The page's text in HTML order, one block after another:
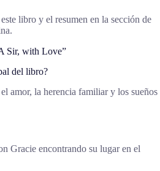
libro y el resumen en la sección de
Sir, with Love”
del libro?
amor, la herencia familiar y los sueños
Gracie encontrando su lugar en el